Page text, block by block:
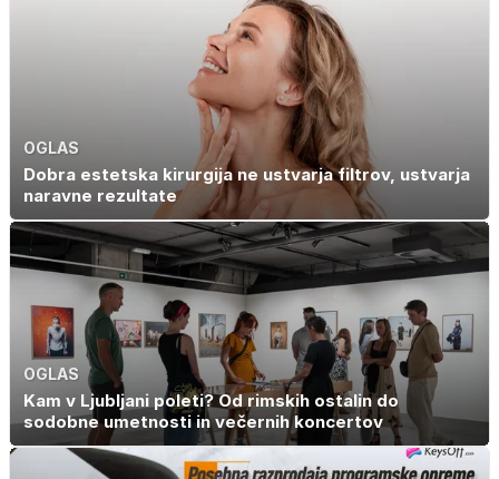
OGLAS
Dobra estetska kirurgija ne ustvarja filtrov, ustvarja
naravne rezultate
OGLAS
Kam v Ljubljani poleti? Od rimskih ostalin do
sodobne umetnosti in večernih koncertov